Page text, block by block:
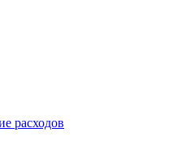
расходов